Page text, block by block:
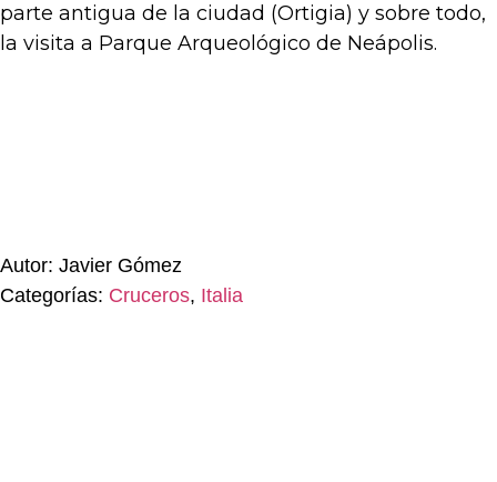
parte antigua de la ciudad (Ortigia) y sobre todo,
la visita a Parque Arqueológico de Neápolis.
Autor: Javier Gómez
Categorías: Cruceros, Italia